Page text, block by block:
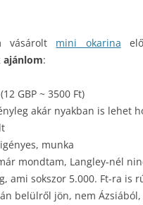
vásárolt mini okarina
ajánlom:
GBP ~ 3500 Ft)
akár nyakban is lehet
munka
mondtam, Langley-nél
ami sokszor 5.000. Ft-ra is
belülről jön, nem